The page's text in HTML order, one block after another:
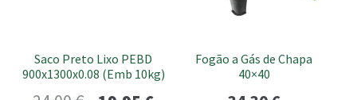
Saco Preto Lixo PEBD
900x1300x0.08 (Emb 10kg)
Fogão a Gás de Chapa
40×40